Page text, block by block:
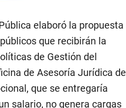
elaboró la propuesta
que recibirán la
de Gestión del
de Asesoría Jurídica de
que se entregaría
salario, no genera cargas